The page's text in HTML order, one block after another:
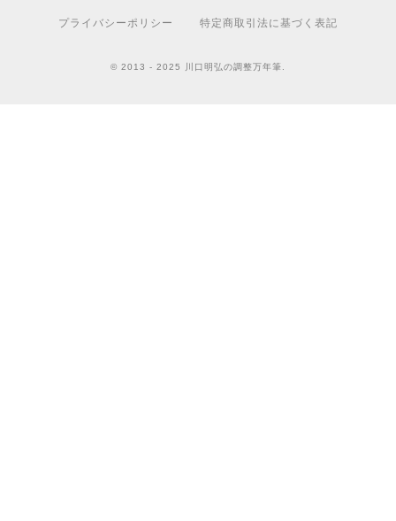
プライバシーポリシー 特定商取引法に基づく表記
© 2013 - 2025 川口明弘の調整万年筆.